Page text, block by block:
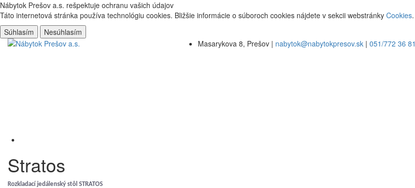
Nábytok Prešov a.s. rešpektuje ochranu vašich údajov
Táto internetová stránka používa technológiu cookies. Bližšie informácie o súboroch cookies nájdete v sekcii webstránky Cookies.
Súhlasím
Nesúhlasím
Masarykova 8, Prešov | nabytok@nabytokpresov.sk | 051/772 36 81
Stratos
Rozkladací jedálenský stôl STRATOS